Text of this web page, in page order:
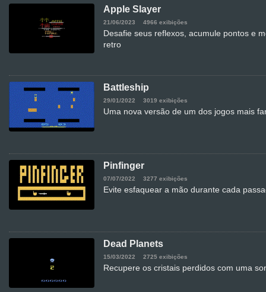
Apple Slayer
21/06/2023 4966 exibições
Desafie seus reflexos, acumule pontos e
retro
Battleship
29/01/2022 3019 exibições
Uma nova versão de um dos jogos mais
Pinfinger
07/07/2022 3277 exibições
Evite esfaquear a mão durante cada
Dead Planets
15/03/2022 2725 exibições
Recupere os cristais perdidos com uma